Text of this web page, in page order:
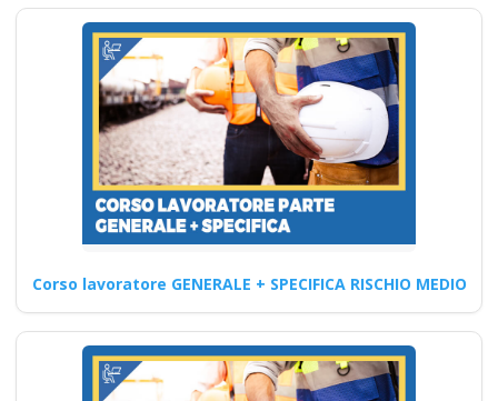
specifiche del preposto nella
gestione delle emergenze in…
Continua
Formazione
avanzata sulle
normative per la
sicurezza nei cantieri
edili: corso avanzato
Quali sono le competenze
Corso lavoratore GENERALE + SPECIFICA RISCHIO MEDIO